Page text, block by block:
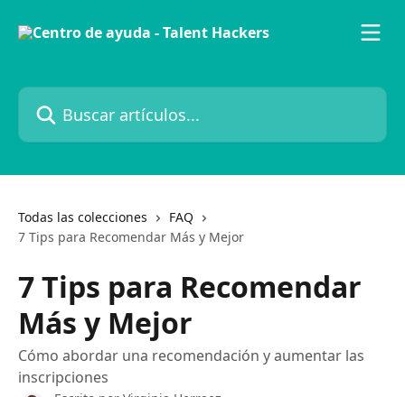
Buscar artículos...
Todas las colecciones
FAQ
7 Tips para Recomendar Más y Mejor
7 Tips para Recomendar
Más y Mejor
Cómo abordar una recomendación y aumentar las
inscripciones